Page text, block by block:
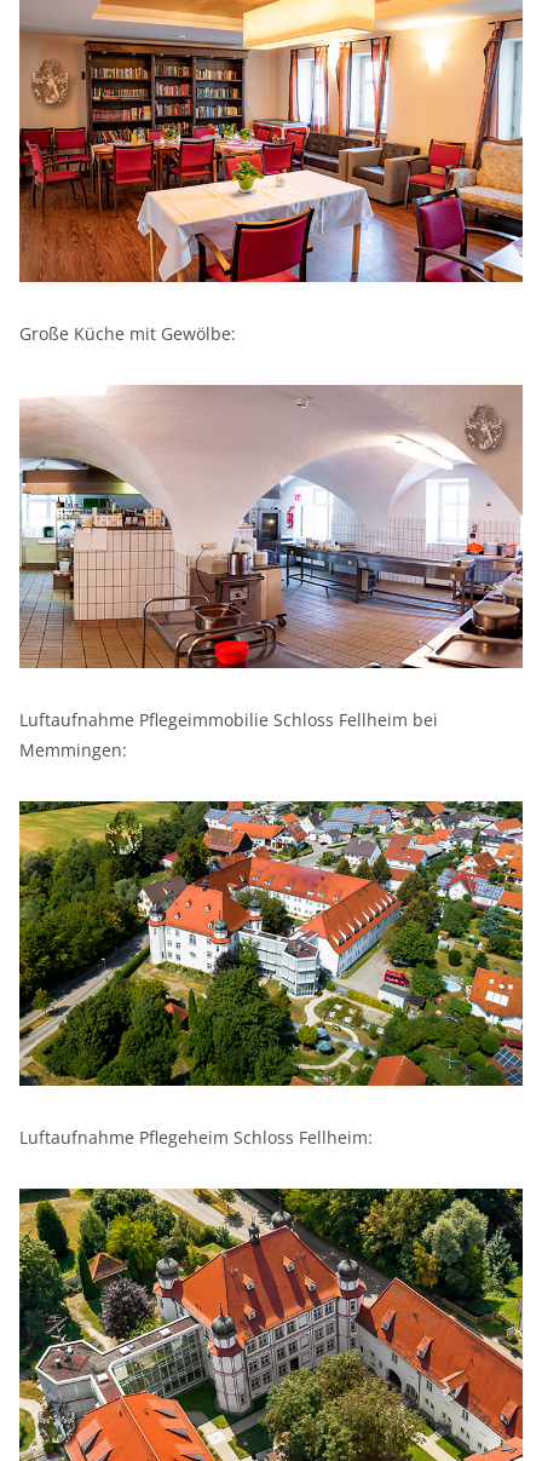
Große Küche mit Gewölbe:
Luftaufnahme Pflegeimmobilie Schloss Fellheim bei
Memmingen:
Luftaufnahme Pflegeheim Schloss Fellheim: